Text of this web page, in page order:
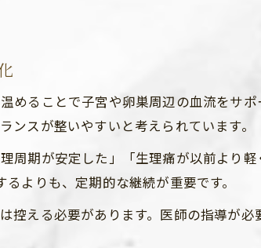
続けた結果実感できた血行改善のポ
モリンガ蒸し継続で得られた
血行改善と冷え対策に役立つ習
めることで子宮や卵巣周辺の血流をサ
ンスが整いやすいと考えられています。
周期が安定した」「生理痛が以前より
よりも、定期的な継続が重要です。
控える必要があります。医師の指導が
ご予約はこちら
ご予約はこちら